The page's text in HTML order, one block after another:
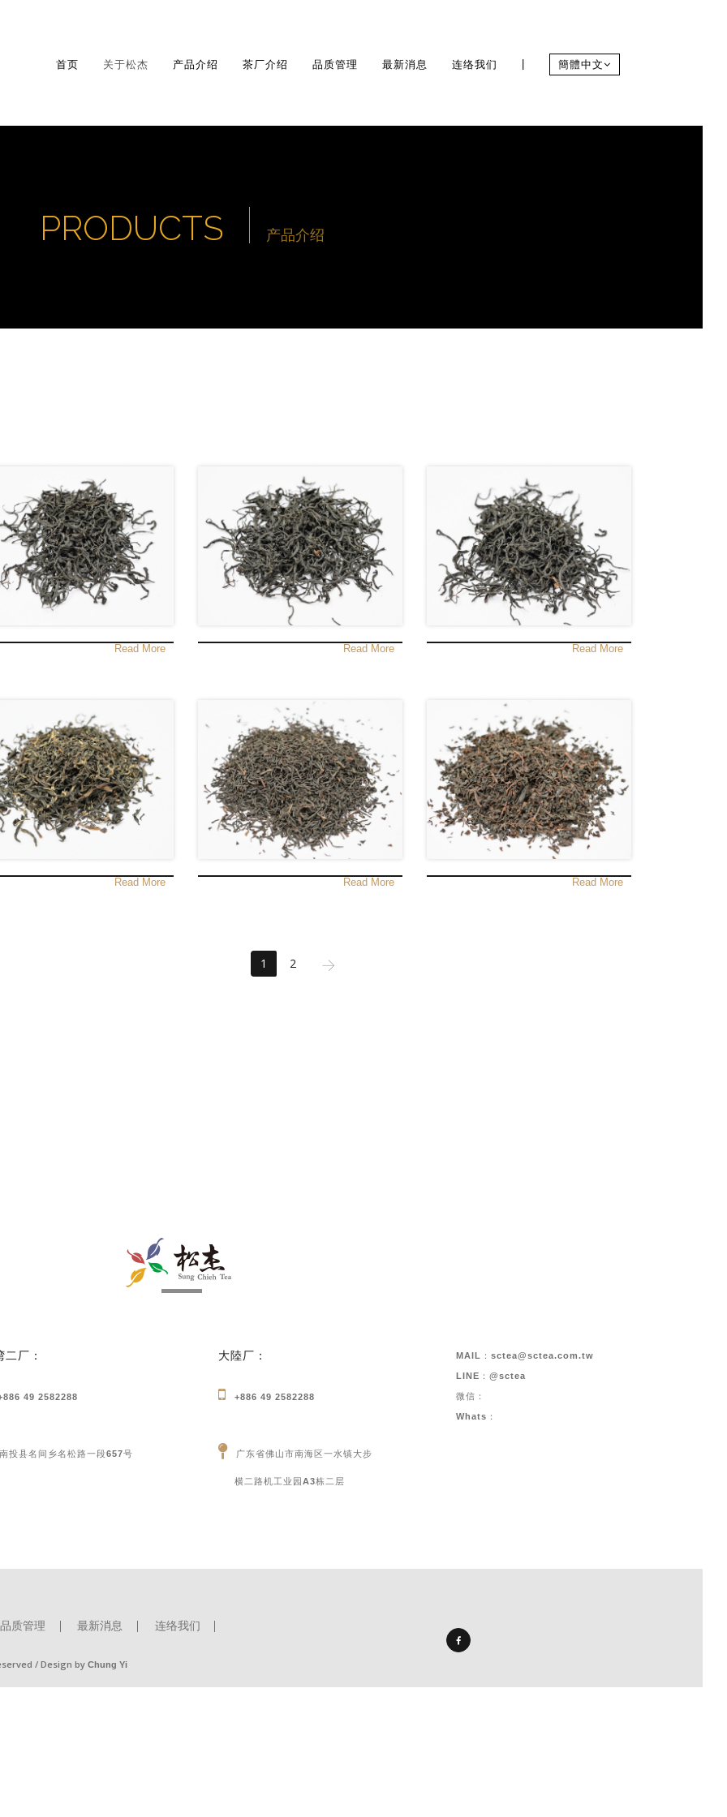
首页 关于松杰 产品介绍 茶厂介绍 品质管理 最新消息 连络我们 簡體中文
PRODUCTS 产品介绍
Read More Read More Read More
Read More Read More Read More
1 2
二厂：
49 2582288
投县名间乡名松路一段657号
大陸厂：
+886 49 2582288
广东省佛山市南海区一水镇大步
横二路机工业园A3栋二层
MAIL： sctea@sctea.com.tw
LINE：@sctea
微信：
Whats：
品质管理 最新消息 连络我们
/ Design by Chung Yi